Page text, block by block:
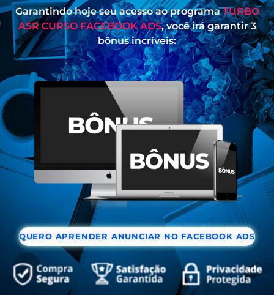
Garantindo hoje seu acesso ao programaTURBO
ASR CURSO FACEBOOK ADS, você irá garantir 3
bônus incríveis:
QUERO APRENDER ANUNCIAR NO FACEBOOK ADS